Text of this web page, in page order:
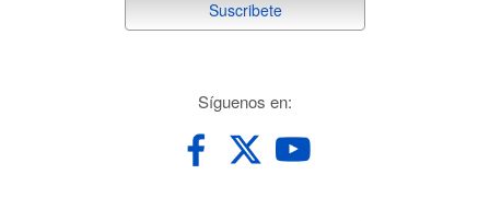
suscribete
Suscribete
Síguenos en: